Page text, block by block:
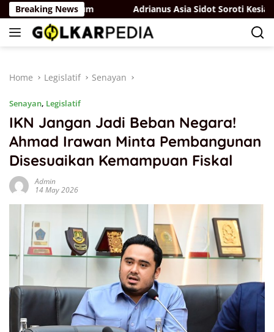
Skip
to
content
Breaking News
Hukum Adrianus Asia Sidot Soroti Kesiapan
Home Legislatif Senayan
Senayan, Legislatif
IKN Jangan Jadi Beban Negara!
Ahmad Irawan Minta Pembangunan
Disesuaikan Kemampuan Fiskal
Admin
14 May 2026